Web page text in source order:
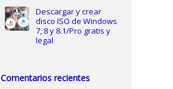
Descargar y crear
disco ISO de Windows
7, 8 y 8.1/Pro gratis y
legal
Comentarios recientes